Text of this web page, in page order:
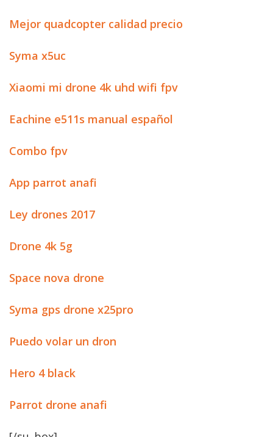
Mejor quadcopter calidad precio
Syma x5uc
Xiaomi mi drone 4k uhd wifi fpv
Eachine e511s manual español
Combo fpv
App parrot anafi
Ley drones 2017
Drone 4k 5g
Space nova drone
Syma gps drone x25pro
Puedo volar un dron
Hero 4 black
Parrot drone anafi